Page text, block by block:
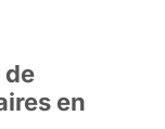
de
en